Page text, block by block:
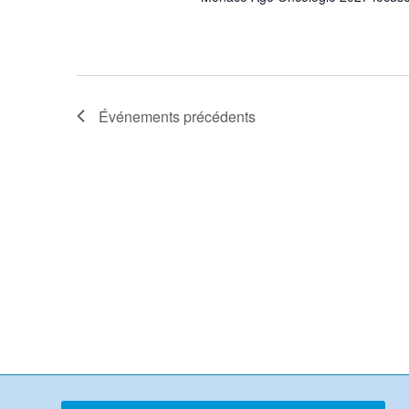
Événements précédents